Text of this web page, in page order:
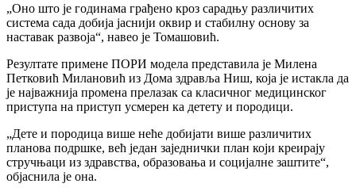
„Оно што је годинама грађено кроз сарадњу различитих
система сада добија јаснији оквир и стабилну основу за
наставак развоја“, навео је Томашовић.
Резултате примене ПОРИ модела представила је Милена
Петковић Милановић из Дома здравља Ниш, која је истакла да
је најважнија промена прелазак са класичног медицинског
приступа на приступ усмерен ка детету и породици.
„Дете и породица више неће добијати више различитих
планова подршке, већ један заједнички план који креирају
стручњаци из здравства, образовања и социјалне заштите“,
објаснила је она.